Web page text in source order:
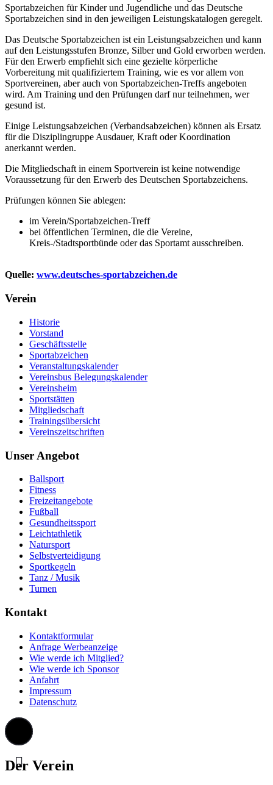
Sportabzeichen für Kinder und Jugendliche und das Deutsche
Sportabzeichen sind in den jeweiligen Leistungskatalogen geregelt.
Das Deutsche Sportabzeichen ist ein Leistungsabzeichen und kann
auf den Leistungsstufen Bronze, Silber und Gold erworben werden.
Für den Erwerb empfiehlt sich eine gezielte körperliche
Vorbereitung mit qualifiziertem Training, wie es vor allem von
Sportvereinen, aber auch von Sportabzeichen-Treffs angeboten
wird. Am Training und den Prüfungen darf nur teilnehmen, wer
gesund ist.
Einige Leistungsabzeichen (Verbandsabzeichen) können als Ersatz
für die Disziplingruppe Ausdauer, Kraft oder Koordination
anerkannt werden.
Die Mitgliedschaft in einem Sportverein ist keine notwendige
Voraussetzung für den Erwerb des Deutschen Sportabzeichens.
Prüfungen können Sie ablegen:
im Verein/Sportabzeichen-Treff
bei öffentlichen Terminen, die die Vereine,
Kreis-/Stadtsportbünde oder das Sportamt ausschreiben.
Quelle: www.deutsches-sportabzeichen.de
Verein
Historie
Vorstand
Geschäftsstelle
Sportabzeichen
Veranstaltungskalender
Vereinsbus Belegungskalender
Vereinsheim
Sportstätten
Mitgliedschaft
Trainingsübersicht
Vereinszeitschriften
Unser Angebot
Ballsport
Fitness
Freizeitangebote
Fußball
Gesundheitssport
Leichtathletik
Natursport
Selbstverteidigung
Sportkegeln
Tanz / Musik
Turnen
Kontakt
Kontaktformular
Anfrage Werbeanzeige
Wie werde ich Mitglied?
Wie werde ich Sponsor
Anfahrt
Impressum
Datenschutz
Der Verein